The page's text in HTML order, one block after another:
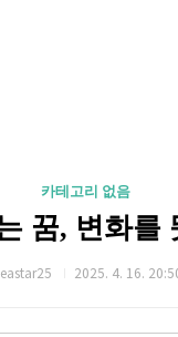
카테고리 없음
꿈, 변화를
2025. 4. 16.